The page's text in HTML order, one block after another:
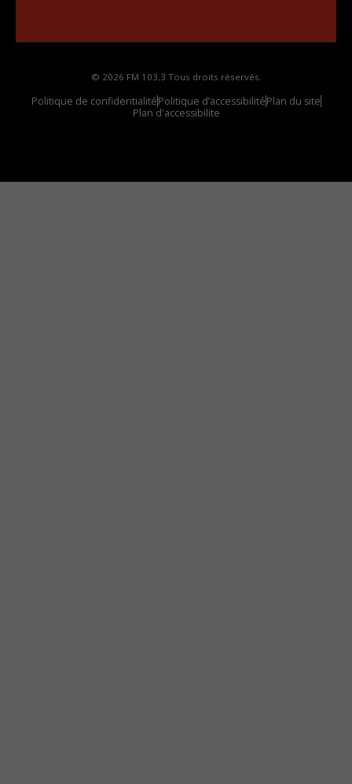
© 2026 FM 103,3 Tous droits réservés.
Politique de confidentialitéPolitique d’accessibilitéPlan du site
Plan d'accessibilite